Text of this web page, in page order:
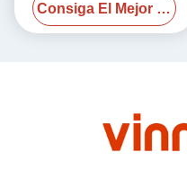
Consiga El Mejor Precio